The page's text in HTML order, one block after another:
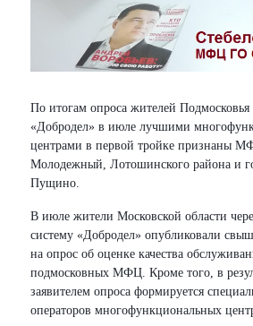
По итогам опроса жителей Подмосковья
«Добродел» в июле лучшими
центрами в первой тройке признаны
Молодежный, Лотошинского района и
Пущино.
В июле жители Московской области
систему «Добродел» опубликовали
на опрос об оценке качества
подмосковных МФЦ. Кроме того, в
заявителем опроса формируется
операторов многофункциональных